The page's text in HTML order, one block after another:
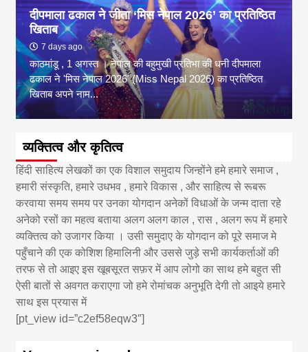
दीपमाला ढकाल ने जीता ‘मिस नेपाल 2026’ का प्रतिष्ठित
खिताब
7 days ago
काठमांडू , 1 अगस्त । नेपाल की बहुमुखी प्रतिभा की धनी दीपमाला
ढकाल ने 'मिस नेपाल 2026' (Miss Nepal 2026) का प्रतिष्ठित
खिताब अपने नाम...
व्यक्तित्व और कृतित्व
हिंदी साहित्य लेखकों का एक विशाल समुदाय जिन्होंने हमे हमारे समाज ,
हमारी संस्कृति, हमारे उधभव , हमारे विकास , और साहित्य से रूबरू
करवाया समय समय पर उनका योगदान अनेकों विधाओं के जन्म दाता रहे
अनेको रसों का महत्व बताया अलग अलग काल , रास , अलग रूप में हमारे
व्यक्तित्व को उजागर किया । उसी समुदाए के योगदान को पूरे समाज मे
पहुँचाने की एक कोशिश हिमालिनी और उससे जुड़े सभी कार्यकर्ताओं की
तरफ से तो आइए इस खूबसूरत सफ़र में आप लोगो का साथ हमे बहुत सी
ऐसी बातों से अवगत कराएगा जो हमे रोमांचक अनुभूति देगी तो आइये हमारे
साथ इस प्रयास में
[pt_view id=”c2ef58eqw3″]